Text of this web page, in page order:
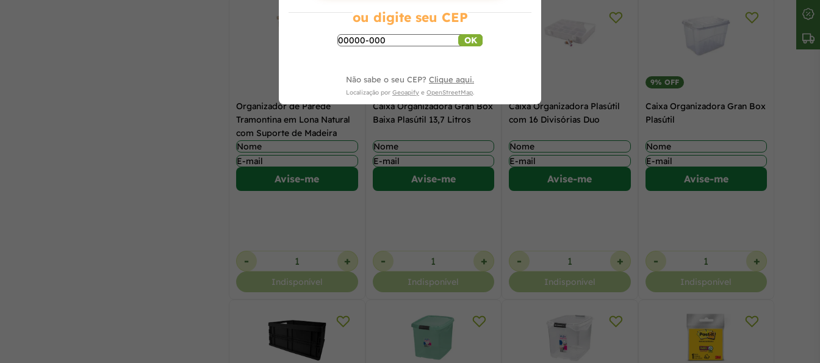
Organizador de Parede
Tramontina em Lona Natural
com Suporte de Madeira
Avise-me
- +
Indisponível
Caixa Organizadora Gran Box
Baixa Plasútil 13,7 Litros
Avise-me
- +
Indisponível
Caixa Organizadora Plasútil
com 16 Divisórias Duo
Avise-me
- +
Indisponível
9% OFF
Caixa Organizadora Gran Box
Plasútil
Avise-me
- +
Indisponível
ou digite seu CEP
OK
Não sabe o seu CEP? Clique aqui.
Localização por Geoapify e OpenStreetMap.